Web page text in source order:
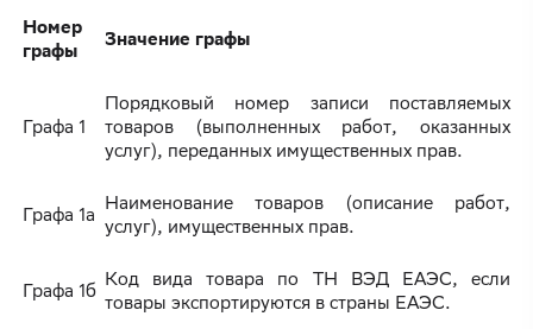
Номер
графы
Значение графы
Графа 1
Порядковый номер записи поставляемых
товаров (выполненных работ, оказанных
услуг), переданных имущественных прав.
Графа 1а
Наименование товаров (описание работ,
услуг), имущественных прав.
Графа 1б
Код вида товара по ТН ВЭД ЕАЭС, если
товары экспортируются в страны ЕАЭС.